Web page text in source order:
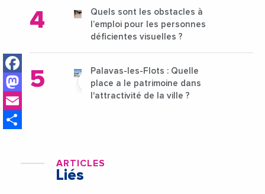
Facebook
Mastodon
Quels sont les obstacles à
l’emploi pour les personnes
déficientes visuelles ?
Palavas-les-Flots : Quelle
place a le patrimoine dans
l'attractivité de la ville ?
ARTICLES
Liés